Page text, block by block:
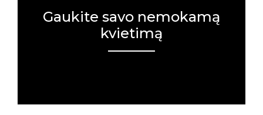
Gaukite savo nemokamą
kvietimą